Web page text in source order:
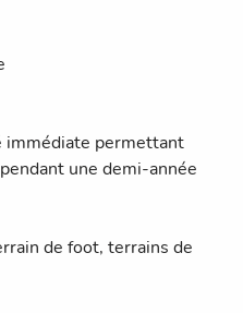
immédiate permettant
une demi-année
de foot, terrains de